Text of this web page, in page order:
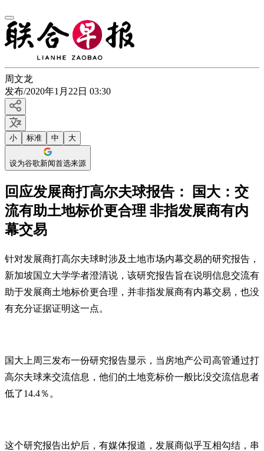
周文龙
发布/2020年1月22日 03:30
小 标准 中 大
设为谷歌新闻首选来源
回应发展商打高尔夫球报告： 国大：交
流有助土地标价更合理 非指发展商有内
幕交易
针对发展商打高尔夫球时涉及土地市场内幕交易的研究报告，
新加坡国立大学学者澄清说，该研究报告旨在说明信息交流有
助于发展商土地标价更合理，并非指发展商有内幕交易，也没
有充分证据证明这一点。
国大上周三发布一份研究报告显示，当房地产公司高管通过打
高尔夫球来交流信息，他们的土地竞标价一般比没交流信息者
低了14.4％。
这个研究报告出炉后，有媒体报道，发展商似乎互相勾结，串